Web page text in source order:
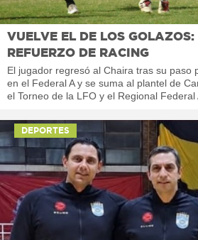
VUELVE EL DE LOS
REFUERZO DE RACING
El jugador regresó al Chaira tras su paso
en el Federal A y se suma al plantel de
el Torneo de la LFO y el Regional Federal
DEPORTES